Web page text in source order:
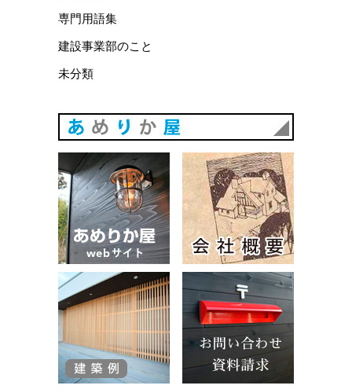
専門用語集
建設事業部のこと
未分類
あめりか屋WEBサイト